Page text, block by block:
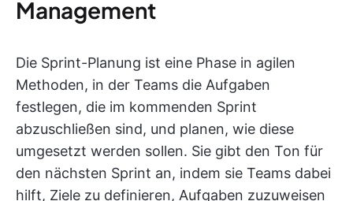
Management
Die Sprint-Planung ist eine Phase in agilen
Methoden, in der Teams die Aufgaben
festlegen, die im kommenden Sprint
abzuschließen sind, und planen, wie diese
umgesetzt werden sollen. Sie gibt den Ton für
den nächsten Sprint an, indem sie Teams dabei
hilft, Ziele zu definieren, Aufgaben zuzuweisen